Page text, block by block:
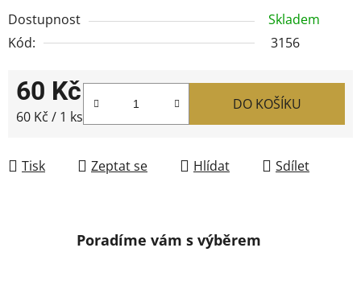
Dostupnost
Skladem
Kód:
3156
60 Kč
Měrná cena:
60 Kč / 1 ks
DO KOŠÍKU
Tisk Zeptat se Hlídat Sdílet
Poradíme vám s výběrem